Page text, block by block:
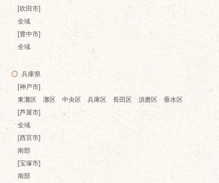
[吹田市]
全域
[豊中市]
全域
兵庫県
[神戸市]
東灘区 灘区 中央区 兵庫区 長田区 須磨区 垂水区
[芦屋市]
全域
[西宮市]
南部
[宝塚市]
南部